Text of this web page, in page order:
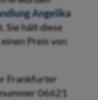
Angelika
Sie hält diese
Preis von
Frankfurter
06621